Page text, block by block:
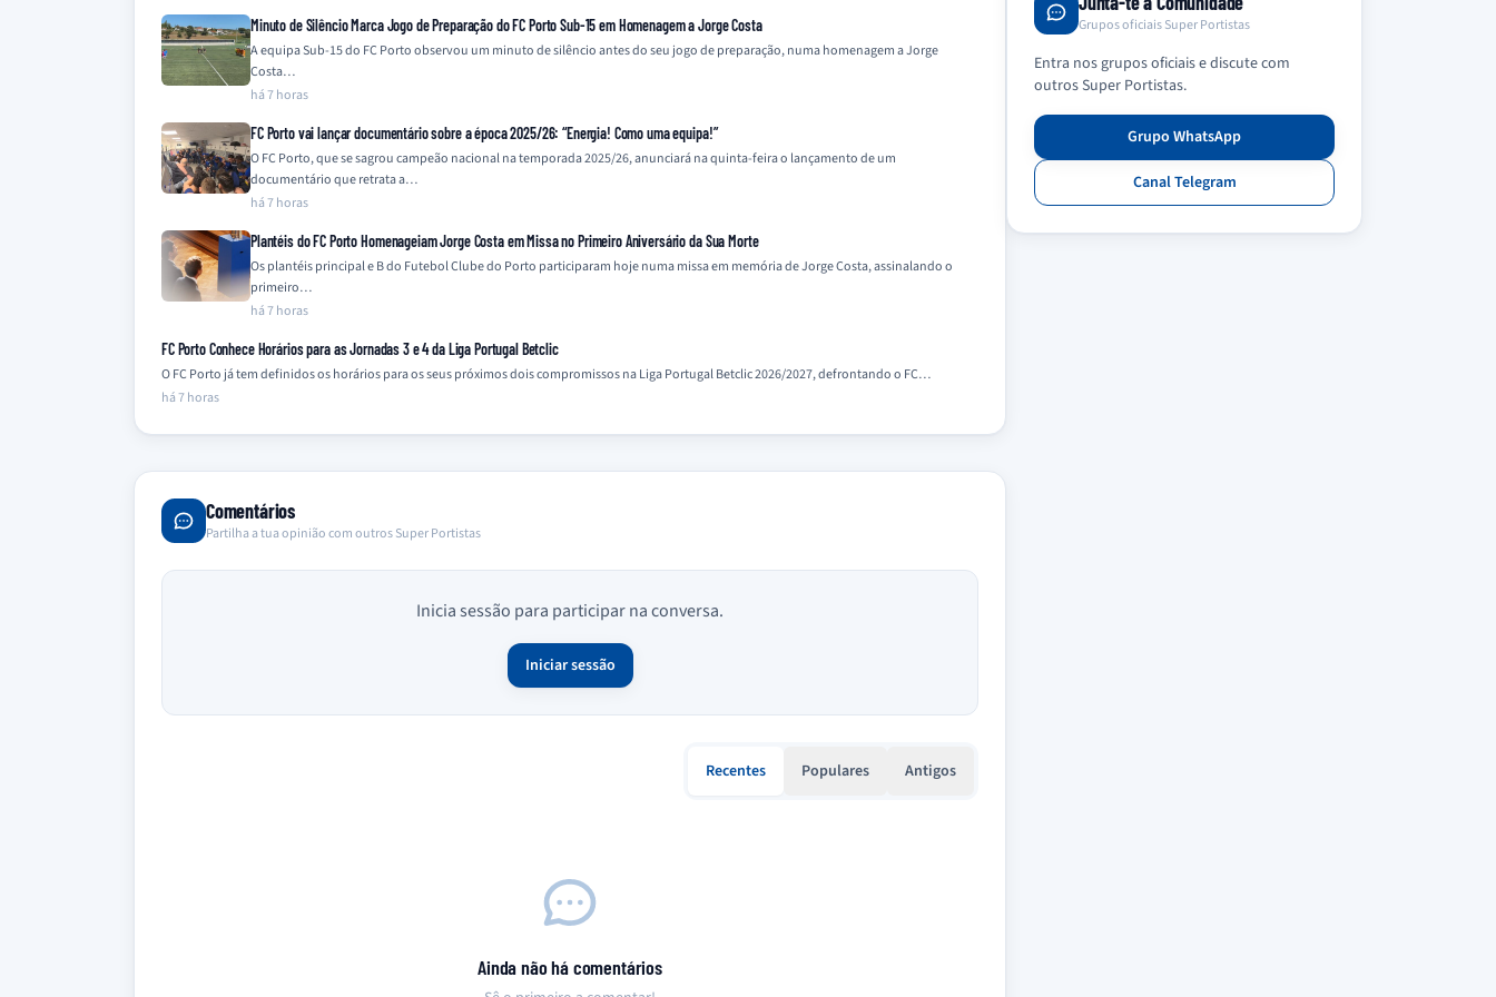
Minuto de Silêncio Marca Jogo de Preparação do FC Porto Sub-15 em Homenagem a Jorge Costa
A equipa Sub-15 do FC Porto observou um minuto de silêncio antes do seu jogo de preparação, numa homenagem a Jorge
Costa…
há 7 horas
FC Porto vai lançar documentário sobre a época 2025/26: “Energia! Como uma equipa!”
O FC Porto, que se sagrou campeão nacional na temporada 2025/26, anunciará na quinta-feira o lançamento de um
documentário que retrata a…
há 7 horas
Plantéis do FC Porto Homenageiam Jorge Costa em Missa no Primeiro Aniversário da Sua Morte
Os plantéis principal e B do Futebol Clube do Porto participaram hoje numa missa em memória de Jorge Costa, assinalando o
primeiro…
há 7 horas
FC Porto Conhece Horários para as Jornadas 3 e 4 da Liga Portugal Betclic
O FC Porto já tem definidos os horários para os seus próximos dois compromissos na Liga Portugal Betclic 2026/2027, defrontando o FC…
há 7 horas
Comentários
Partilha a tua opinião com outros Super Portistas
Inicia sessão para participar na conversa.
Iniciar sessão
Recentes Populares Antigos
Ainda não há comentários
Grupos oficiais Super Portistas
Entra nos grupos oficiais e discute com
outros Super Portistas.
Grupo WhatsApp
Canal Telegram